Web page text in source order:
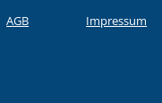
AGB Impressum